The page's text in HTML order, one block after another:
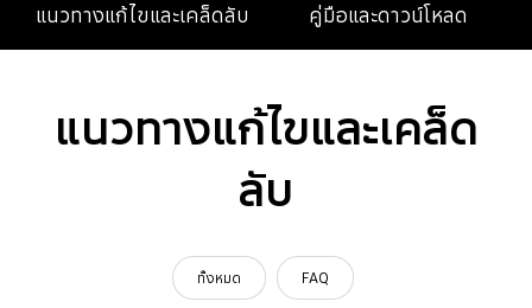
แนวทางแก้ไขและเคล็ดลับ คู่มือและดาวน์โหลด
แนวทางแก้ไขและเคล็ด
ลับ
ทั้งหมด FAQ